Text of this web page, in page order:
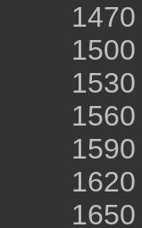
1470
1500
1530
1560
1590
1620
1650